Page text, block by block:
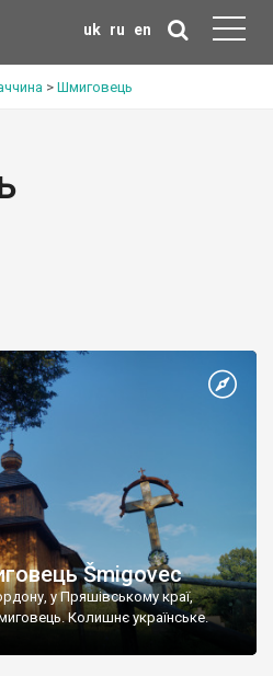
uk ru en
> Шмиговець
Šmigovec
у Пряшівському краї,
Колишнє українське.